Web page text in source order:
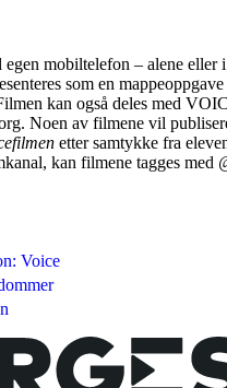
egen mobiltelefon – alene eller
som en
kan også deles med
Noen av filmene vil
etter samtykke fra
kan filmene tagges med
Voice